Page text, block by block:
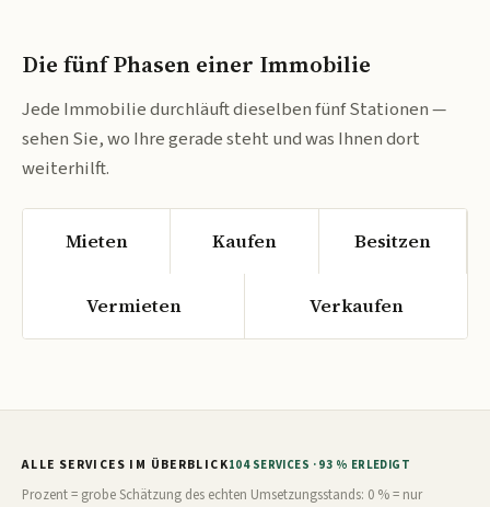
Die fünf Phasen einer Immobilie
Jede Immobilie durchläuft dieselben fünf Stationen —
sehen Sie, wo Ihre gerade steht und was Ihnen dort
weiterhilft.
Mieten Kaufen Besitzen
Vermieten Verkaufen
ALLE SERVICES IM ÜBERBLICK104 SERVICES · 93 % ERLEDIGT
Prozent = grobe Schätzung des echten Umsetzungsstands: 0 % = nur